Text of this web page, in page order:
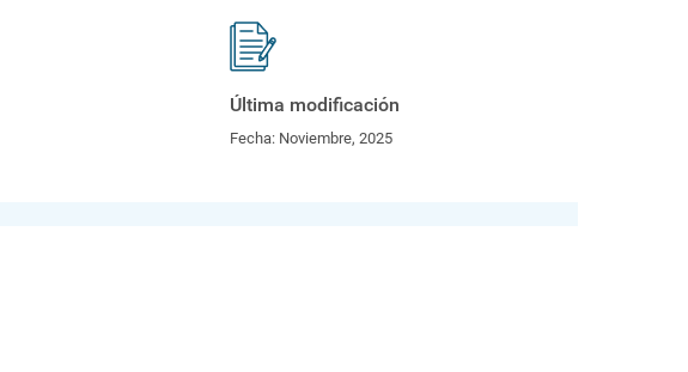
Última modificación
Fecha: Noviembre, 2025